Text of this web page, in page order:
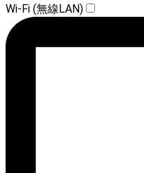
Wi-Fi (無線LAN)